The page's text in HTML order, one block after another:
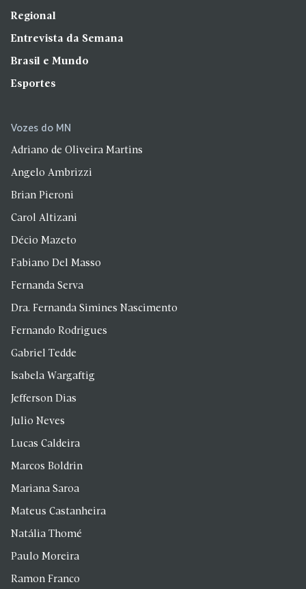
Regional
Entrevista da Semana
Brasil e Mundo
Esportes
Vozes do MN
Adriano de Oliveira Martins
Angelo Ambrizzi
Brian Pieroni
Carol Altizani
Décio Mazeto
Fabiano Del Masso
Fernanda Serva
Dra. Fernanda Simines Nascimento
Fernando Rodrigues
Gabriel Tedde
Isabela Wargaftig
Jefferson Dias
Julio Neves
Lucas Caldeira
Marcos Boldrin
Mariana Saroa
Mateus Castanheira
Natália Thomé
Paulo Moreira
Ramon Franco